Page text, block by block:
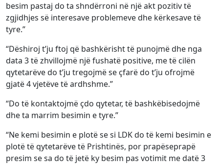
besim pastaj do ta shndërroni në një akt pozitiv të
zgjidhjes së interesave problemeve dhe kërkesave të
tyre.”
“Dëshiroj t’ju ftoj që bashkërisht të punojmë dhe nga
data 3 të zhvillojmë një fushatë positive, me të cilën
qytetarëve do t’ju tregojmë se çfarë do t’ju ofrojmë
gjatë 4 vjetëve të ardhshme.”
“Do të kontaktojmë çdo qytetar, të bashkëbisedojmë
dhe ta marrim besimin e tyre.”
“Ne kemi besimin e plotë se si LDK do të kemi besimin e
plotë të qytetarëve të Prishtinës, por prapëseprapë
presim se sa do të jetë ky besim pas votimit me datë 3